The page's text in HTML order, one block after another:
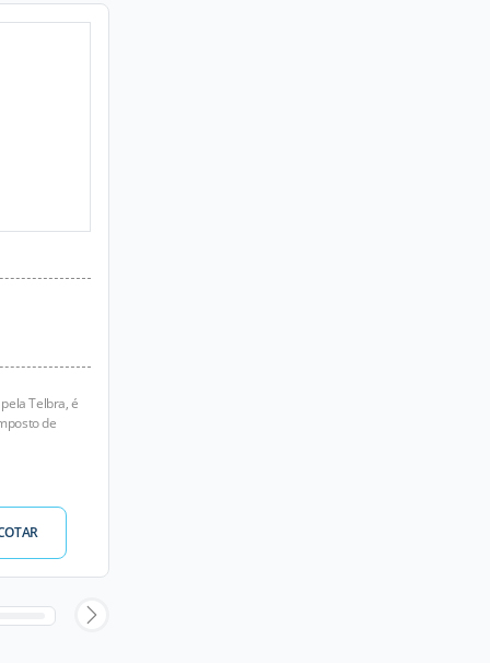
Telbra, é
de